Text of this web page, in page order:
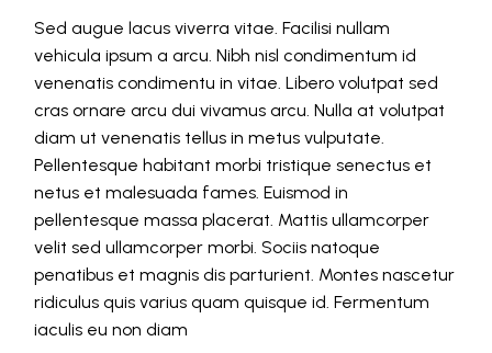
Sed augue lacus viverra vitae. Facilisi nullam
vehicula ipsum a arcu. Nibh nisl condimentum id
venenatis condimentu in vitae. Libero volutpat sed
cras ornare arcu dui vivamus arcu. Nulla at volutpat
diam ut venenatis tellus in metus vulputate.
Pellentesque habitant morbi tristique senectus et
netus et malesuada fames. Euismod in
pellentesque massa placerat. Mattis ullamcorper
velit sed ullamcorper morbi. Sociis natoque
penatibus et magnis dis parturient. Montes nascetur
ridiculus quis varius quam quisque id. Fermentum
iaculis eu non diam